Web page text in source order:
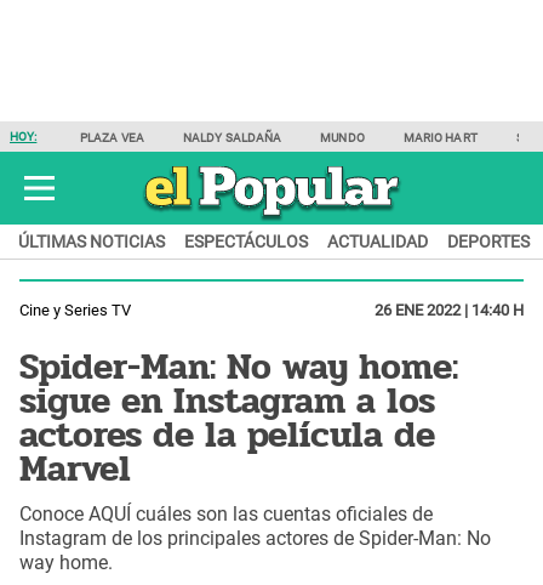
HOY: PLAZA VEA NALDY SALDAÑA MUNDO MARIO HART
ÚLTIMAS NOTICIAS ESPECTÁCULOS ACTUALIDAD DEPORTES
Cine y Series TV 26 ENE 2022 | 14:40 H
Spider-Man: No way home:
sigue en Instagram a los
actores de la película de
Marvel
Conoce AQUÍ cuáles son las cuentas oficiales de
Instagram de los principales actores de Spider-Man: No
way home.